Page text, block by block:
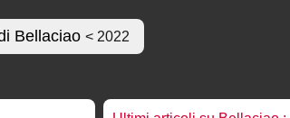
Bellaciao < 2022